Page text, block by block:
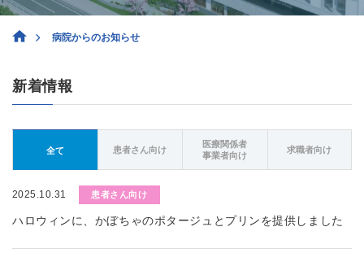
病院からのお知らせ
新着情報
全て 患者さん向け
医療関係者
事業者向け
求職者向け
2025.10.31 患者さん向け
ハロウィンに、かぼちゃのポタージュとプリンを提供しました